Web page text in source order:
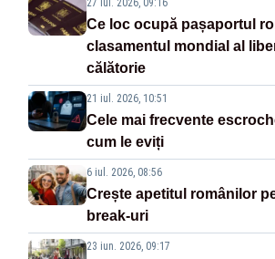
27 iul. 2026, 09:16
Ce loc ocupă pașaportul
clasamentul mondial al
călătorie
21 iul. 2026, 10:51
Cele mai frecvente
cum le eviți
6 iul. 2026, 08:56
Crește apetitul românilor
break-uri
23 iun. 2026, 09:17